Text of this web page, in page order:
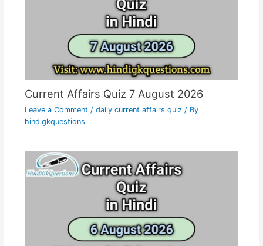
Current Affairs Quiz 7 August 2026
Leave a Comment / daily current affairs quiz/ By
hindigkquestions